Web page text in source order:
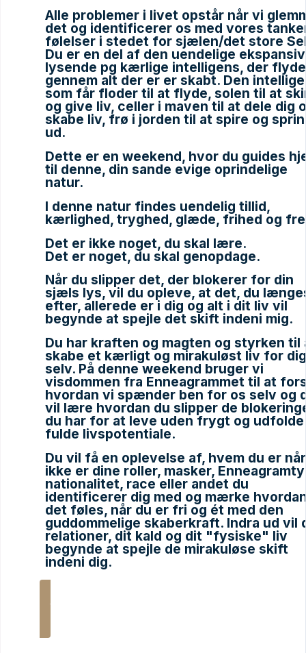
Alle problemer i livet opstår når vi
det og identificerer os med vores
følelser i stedet for sjælen/det store
Du er en del af den uendelige
lysende pg kærlige intelligens, der
gennem alt der er er skabt. Den
som får floder til at flyde, solen til at
og give liv, celler i maven til at dele dig
skabe liv, frø i jorden til at spire og
ud.
Dette er en weekend, hvor du guides
til denne, din sande evige oprindelige
natur.
I denne natur findes uendelig tillid,
kærlighed, tryghed, glæde, frihed og
Det er ikke noget, du skal lære.
Det er noget, du skal genopdage.
Når du slipper det, der blokerer for din
sjæls lys, vil du opleve, at det, du
efter, allerede er i dig og alt i dit liv vil
begynde at spejle det skift indeni mig.
Du har kraften og magten og styrken til
skabe et kærligt og mirakuløst liv for dig
selv. På denne weekend bruger vi
visdommen fra Enneagrammet til at
hvordan vi spænder ben for os selv og
vil lære hvordan du slipper de
du har for at leve uden frygt og
fulde livspotentiale.
Du vil få en oplevelse af, hvem du er
ikke er dine roller, masker,
nationalitet, race eller andet du
identificerer dig med og mærke
det føles, når du er fri og ét med den
guddommelige skaberkraft. Indra ud vil
relationer, dit kald og dit "fysiske" liv
begynde at spejle de mirakuløse skift
indeni dig.
Tilmeld dig